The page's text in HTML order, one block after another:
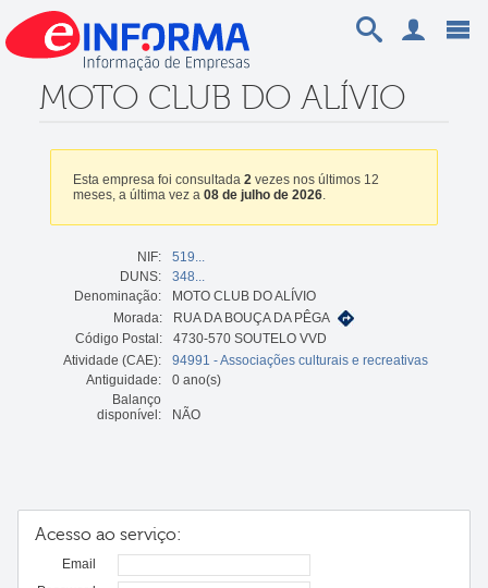
MOTO CLUB DO ALÍVIO
Esta empresa foi consultada 2vezes nos últimos 12
meses, a última vez a 08 de julho de 2026.
NIF:
519...
DUNS:
348...
Denominação:
MOTO CLUB DO ALÍVIO
Morada:
RUA DA BOUÇA DA PÊGA
Código Postal:
4730-570 SOUTELO VVD
Atividade (CAE):
94991 - Associações culturais e recreativas
Antiguidade:
0 ano(s)
Balanço
disponível:
NÃO
Acesso ao serviço:
Email